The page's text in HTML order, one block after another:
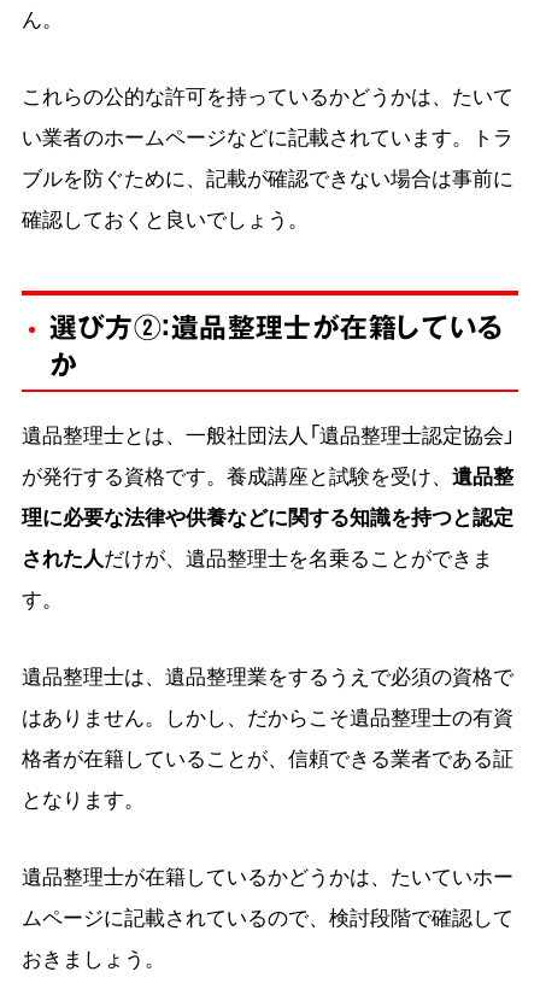
ん。
これらの公的な許可を持っているかどうかは、たいて
い業者のホームページなどに記載されています。トラ
ブルを防ぐために、記載が確認できない場合は事前に
確認しておくと良いでしょう。
選び方②：遺品整理士が在籍している
か
遺品整理士とは、一般社団法人「遺品整理士認定協会」
が発行する資格です。養成講座と試験を受け、 遺品整
理に必要な法律や供養などに関する知識を持つと認定
された人だけが、遺品整理士を名乗ることができま
す。
遺品整理士は、遺品整理業をするうえで必須の資格で
はありません。しかし、だからこそ遺品整理士の有資
格者が在籍していることが、信頼できる業者である証
となります。
遺品整理士が在籍しているかどうかは、たいていホー
ムページに記載されているので、検討段階で確認して
おきましょう。